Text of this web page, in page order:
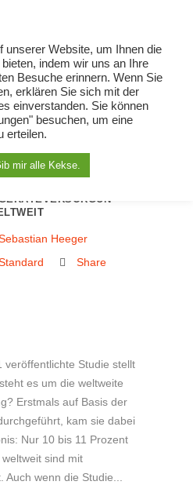
TAG
Heeger
Share
veröffentlichte Studie stellt
es um die weltweite
Erstmals auf Basis der
kam sie dabei
Nur 10 bis 11 Prozent
sind mit
wenn die Studie...
unserer Website, um Ihnen die
indem wir uns an Ihre
Besuche erinnern. Wenn Sie
erklären Sie sich mit der
einverstanden. Sie können
besuchen, um eine
erteilen.
mir alle Kekse.